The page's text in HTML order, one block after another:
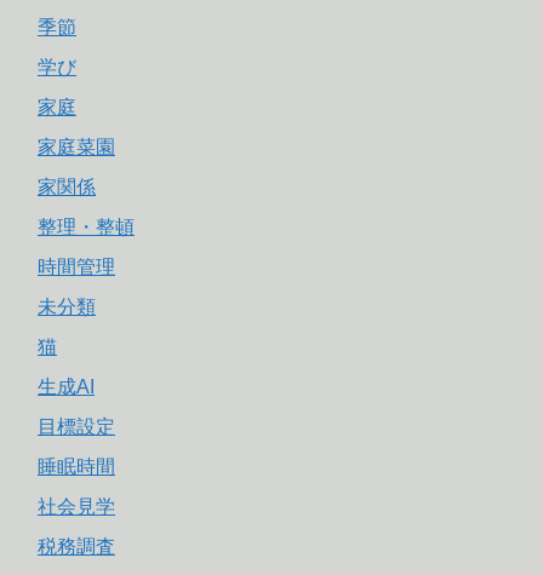
季節
学び
家庭
家庭菜園
家関係
整理・整頓
時間管理
未分類
猫
生成AI
目標設定
睡眠時間
社会見学
税務調査